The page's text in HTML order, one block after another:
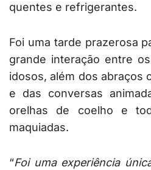
quentes e refrigerantes.
Foi uma tarde prazerosa
grande interação entre
idosos, além dos abraços
e das conversas
orelhas de coelho e
maquiadas.
“Foi uma experiência